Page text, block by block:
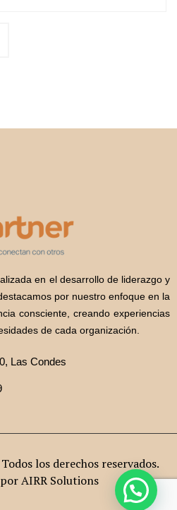
en el desarrollo de liderazgo y
por nuestro enfoque en la
consciente, creando experiencias
de cada organización.
Las Condes
los derechos reservados.
AIRR Solutions